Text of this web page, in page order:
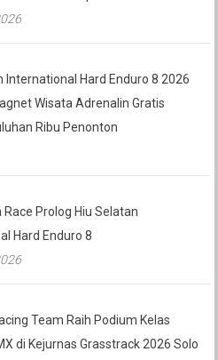
International Hard Enduro 8 2026
Wisata Adrenalin Gratis
Ribu Penonton
Race Prolog Hiu Selatan
Hard Enduro 8
Team Raih Podium Kelas
di Kejurnas Grasstrack 2026 Solo